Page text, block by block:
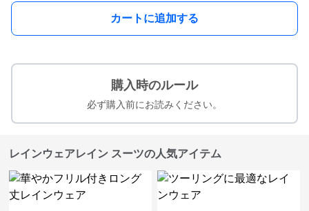
カートに追加する
購入時のルール
必ず購入前にお読みください。
レインウェアレイン スーツの人気アイテム